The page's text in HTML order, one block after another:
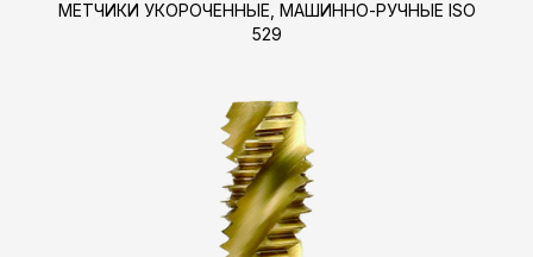
МЕТЧИКИ УКОРОЧЕННЫЕ, МАШИННО-РУЧНЫЕ ISO
529